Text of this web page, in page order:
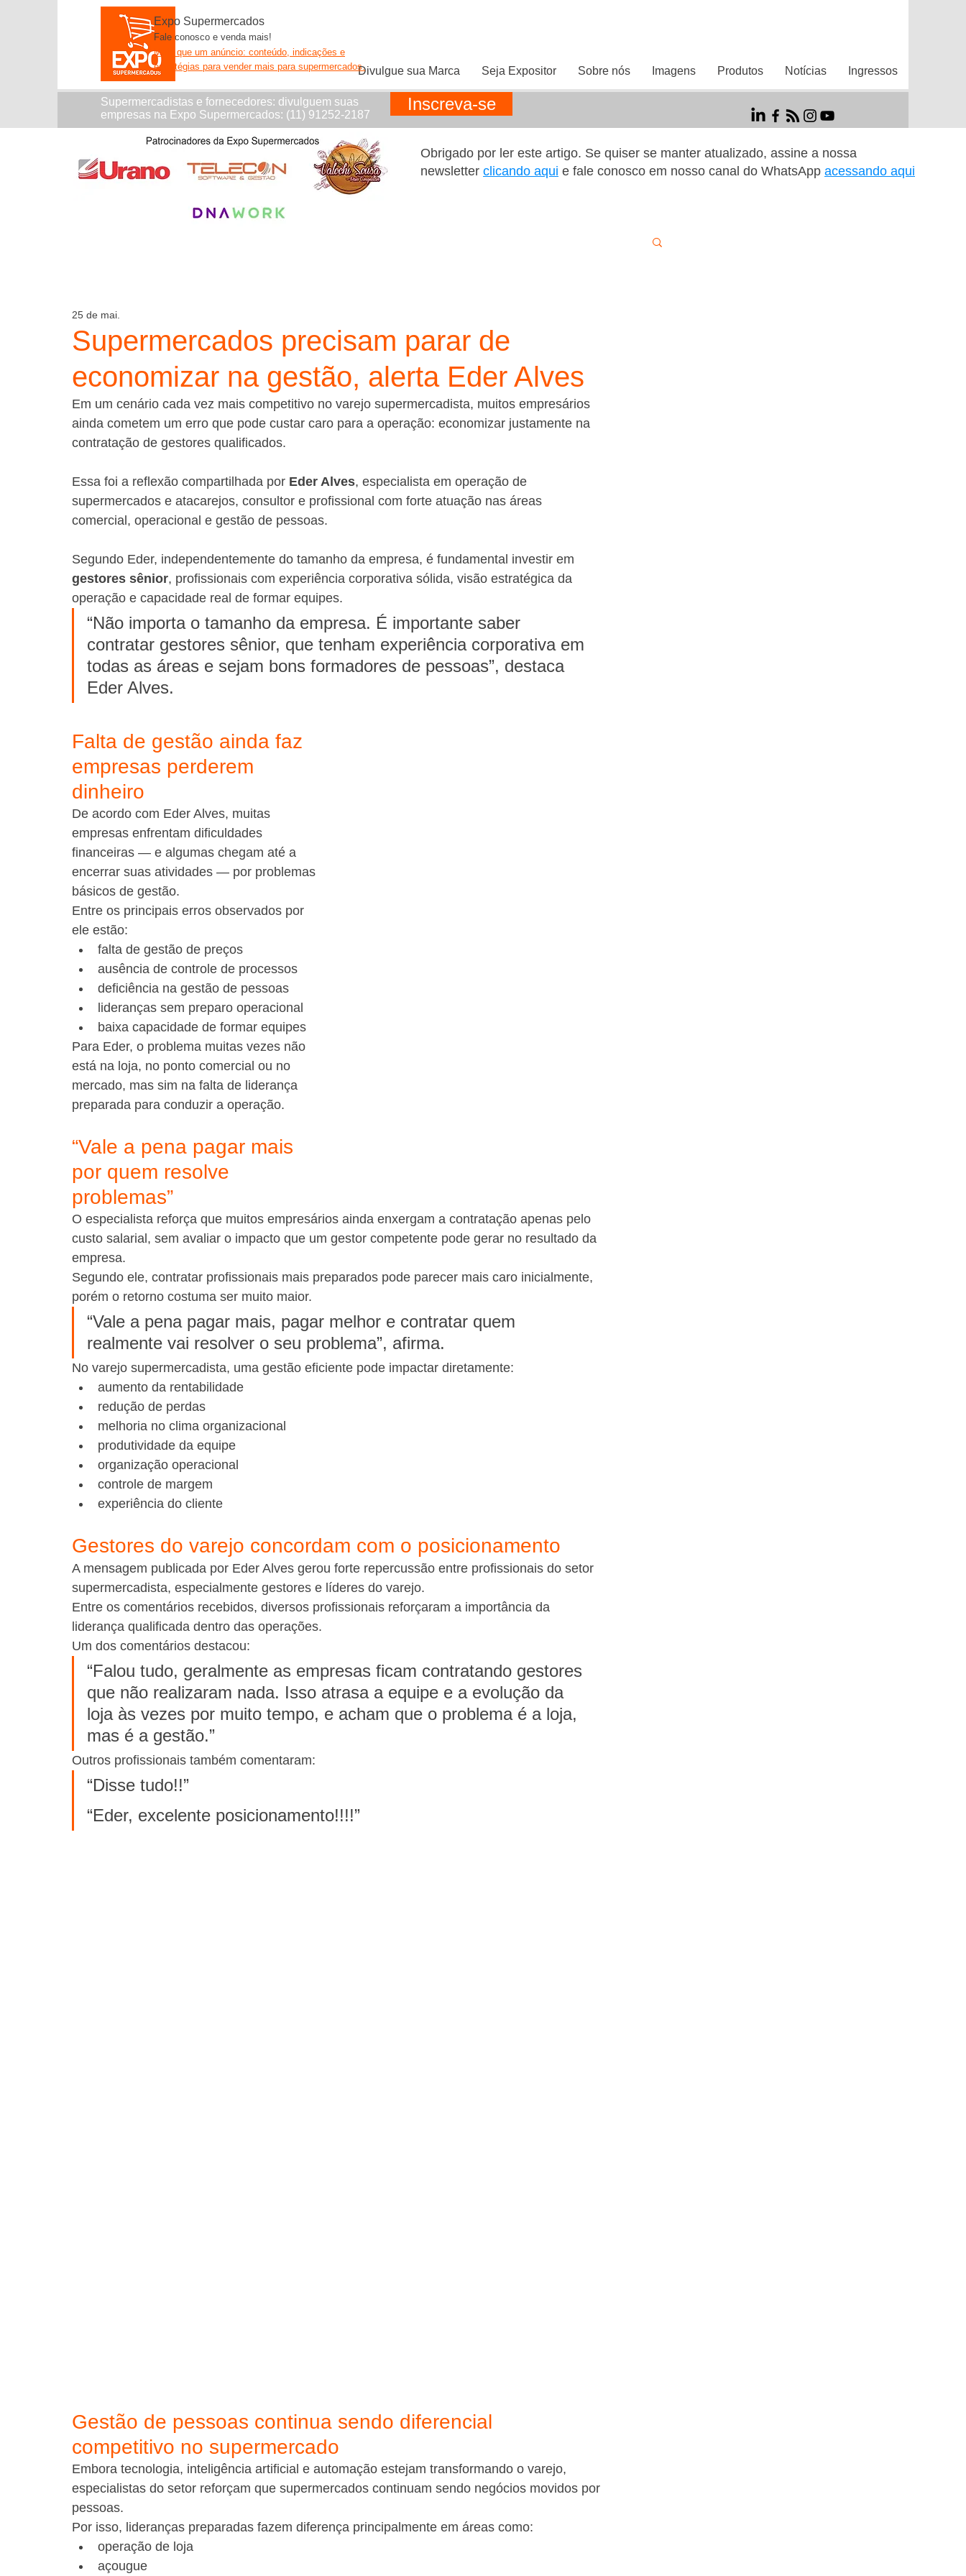
Divulgue sua Marca Seja Expositor Sobre nós Imagens Produtos Notícias Ingressos
Expo Supermercados
Fale conosco e venda mais!
Mais que um anúncio: conteúdo, indicações e
estratégias para vender mais para supermercados.
Supermercadistas e fornecedores: divulguem suas
empresas na Expo Supermercados: (11) 91252-2187
Inscreva-se
Obrigado por ler este artigo. Se quiser se manter atualizado, assine a nossa
newsletter clicando aqui e fale conosco em nosso canal do WhatsApp acessando aqui
Supermercados precisam parar de
economizar na gestão, alerta Eder Alves
25 de mai.
Em um cenário cada vez mais competitivo no varejo supermercadista, muitos empresários
ainda cometem um erro que pode custar caro para a operação: economizar justamente na
contratação de gestores qualificados.
Essa foi a reflexão compartilhada por Eder Alves, especialista em operação de
supermercados e atacarejos, consultor e profissional com forte atuação nas áreas
comercial, operacional e gestão de pessoas.
Segundo Eder, independentemente do tamanho da empresa, é fundamental investir em
gestores sênior, profissionais com experiência corporativa sólida, visão estratégica da
operação e capacidade real de formar equipes.
“Não importa o tamanho da empresa. É importante saber
contratar gestores sênior, que tenham experiência corporativa em
todas as áreas e sejam bons formadores de pessoas”, destaca
Eder Alves.
Falta de gestão ainda faz
empresas perderem
dinheiro
De acordo com Eder Alves, muitas
empresas enfrentam dificuldades
financeiras — e algumas chegam até a
encerrar suas atividades — por problemas
básicos de gestão.
Entre os principais erros observados por
ele estão:
falta de gestão de preços
ausência de controle de processos
deficiência na gestão de pessoas
lideranças sem preparo operacional
baixa capacidade de formar equipes
Para Eder, o problema muitas vezes não
está na loja, no ponto comercial ou no
mercado, mas sim na falta de liderança
preparada para conduzir a operação.
“Vale a pena pagar mais
por quem resolve
problemas”
O especialista reforça que muitos empresários ainda enxergam a contratação apenas pelo
custo salarial, sem avaliar o impacto que um gestor competente pode gerar no resultado da
empresa.
Segundo ele, contratar profissionais mais preparados pode parecer mais caro inicialmente,
porém o retorno costuma ser muito maior.
“Vale a pena pagar mais, pagar melhor e contratar quem
realmente vai resolver o seu problema”, afirma.
No varejo supermercadista, uma gestão eficiente pode impactar diretamente:
aumento da rentabilidade
redução de perdas
melhoria no clima organizacional
produtividade da equipe
organização operacional
controle de margem
experiência do cliente
Gestores do varejo concordam com o posicionamento
A mensagem publicada por Eder Alves gerou forte repercussão entre profissionais do setor
supermercadista, especialmente gestores e líderes do varejo.
Entre os comentários recebidos, diversos profissionais reforçaram a importância da
liderança qualificada dentro das operações.
Um dos comentários destacou:
“Falou tudo, geralmente as empresas ficam contratando gestores
que não realizaram nada. Isso atrasa a equipe e a evolução da
loja às vezes por muito tempo, e acham que o problema é a loja,
mas é a gestão.”
Outros profissionais também comentaram:
“Disse tudo!!”
“Eder, excelente posicionamento!!!!”
Gestão de pessoas continua sendo diferencial
competitivo no supermercado
Embora tecnologia, inteligência artificial e automação estejam transformando o varejo,
especialistas do setor reforçam que supermercados continuam sendo negócios movidos por
pessoas.
Por isso, lideranças preparadas fazem diferença principalmente em áreas como:
operação de loja
açougue